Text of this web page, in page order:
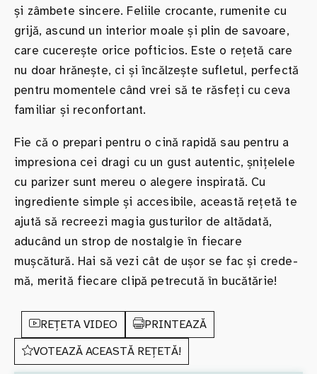
și zâmbete sincere. Feliile crocante, rumenite cu
grijă, ascund un interior moale și plin de savoare,
care cucerește orice pofticios. Este o rețetă care
nu doar hrănește, ci și încălzește sufletul, perfectă
pentru momentele când vrei să te răsfeți cu ceva
familiar și reconfortant.
Fie că o prepari pentru o cină rapidă sau pentru a
impresiona cei dragi cu un gust autentic, șnițelele
cu parizer sunt mereu o alegere inspirată. Cu
ingrediente simple și accesibile, această rețetă te
ajută să recreezi magia gusturilor de altădată,
aducând un strop de nostalgie în fiecare
mușcătură. Hai să vezi cât de ușor se fac și crede-
mă, merită fiecare clipă petrecută în bucătărie!
REȚETA VIDEO
PRINTEAZĂ
VOTEAZĂ ACEASTĂ REȚETĂ!